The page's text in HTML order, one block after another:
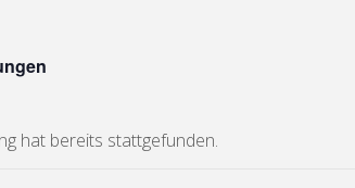
hat bereits stattgefunden.